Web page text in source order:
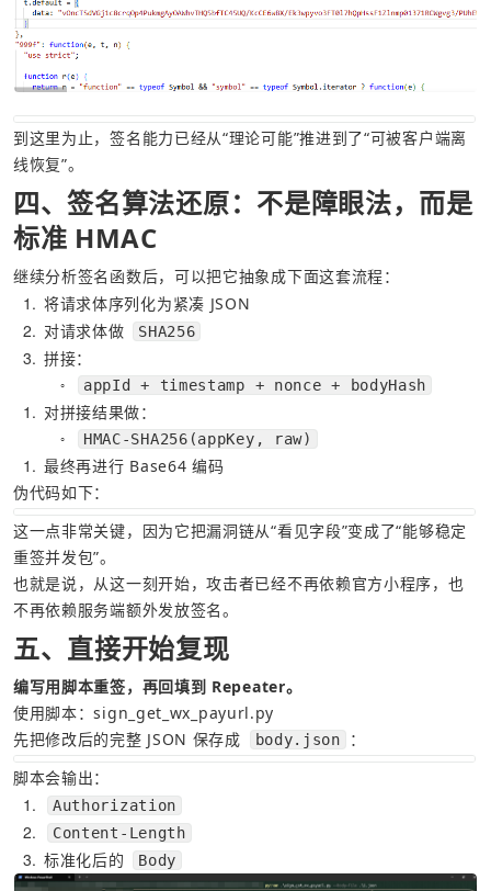
到这里为止，签名能力已经从“理论可能”推进到了“可被客户端离
线恢复”。
四、签名算法还原：不是障眼法，而是
标准 HMAC
继续分析签名函数后，可以把它抽象成下面这套流程：
1 将请求体序列化为紧凑 JSON
2 对请求体做 SHA256
3 拼接：
○ appId + timestamp + nonce + bodyHash
1 对拼接结果做：
○ HMAC-SHA256(appKey, raw)
1
最终再进行 Base64 编码
伪代码如下：
这一点非常关键，因为它把漏洞链从“看见字段”变成了“能够稳定
重签并发包”。
也就是说，从这一刻开始，攻击者已经不再依赖官方小程序，也
不再依赖服务端额外发放签名。
五、直接开始复现
编写用脚本重签，再回填到 Repeater。
使用脚本：sign_get_wx_payurl.py
先把修改后的完整 JSON 保存成
body.json
：
脚本会输出：
1 Authorization
2 Content-Length
3 标准化后的 Body